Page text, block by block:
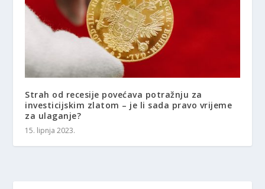
Strah od recesije povećava potražnju za
investicijskim zlatom – je li sada pravo vrijeme
za ulaganje?
15. lipnja 2023.